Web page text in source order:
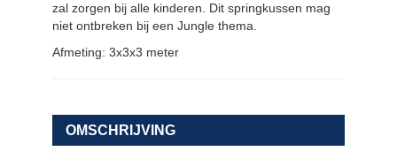
zal zorgen bij alle kinderen. Dit springkussen mag
niet ontbreken bij een Jungle thema.
Afmeting: 3x3x3 meter
OMSCHRIJVING